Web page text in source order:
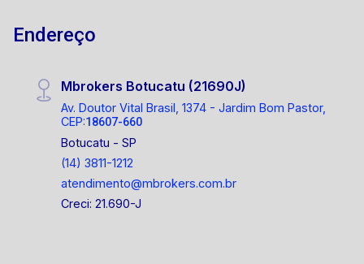
Endereço
Mbrokers Botucatu (21690J)
Av. Doutor Vital Brasil, 1374 - Jardim Bom Pastor,
CEP:18607-660
Botucatu - SP
(14) 3811-1212
atendimento@mbrokers.com.br
Creci: 21.690-J